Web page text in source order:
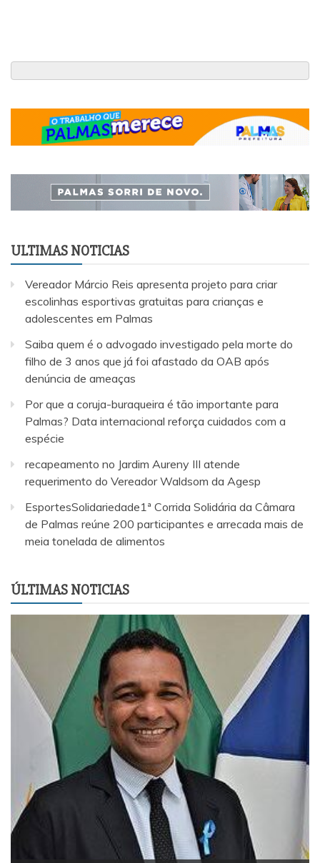
ULTIMAS NOTICIAS
Vereador Márcio Reis apresenta projeto para criar
escolinhas esportivas gratuitas para crianças e
adolescentes em Palmas
Saiba quem é o advogado investigado pela morte do
filho de 3 anos que já foi afastado da OAB após
denúncia de ameaças
Por que a coruja-buraqueira é tão importante para
Palmas? Data internacional reforça cuidados com a
espécie
recapeamento no Jardim Aureny III atende
requerimento do Vereador Waldsom da Agesp
EsportesSolidariedade1ª Corrida Solidária da Câmara
de Palmas reúne 200 participantes e arrecada mais de
meia tonelada de alimentos
ÚLTIMAS NOTICIAS